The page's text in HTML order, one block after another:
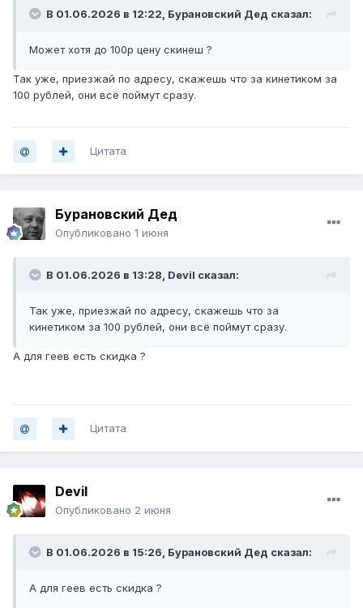
В 01.06.2026 в 12:22, Бурановский Дед сказал:
Может хотя до 100р цену скинеш ?
Так уже, приезжай по адресу, скажешь что за кинетиком за
100 рублей, они всё поймут сразу.
Цитата
Бурановский Дед
Опубликовано 1 июня
В 01.06.2026 в 13:28, Devil сказал:
Так уже, приезжай по адресу, скажешь что за
кинетиком за 100 рублей, они всё поймут сразу.
А для геев есть скидка ?
Цитата
Devil
Опубликовано 2 июня
В 01.06.2026 в 15:26, Бурановский Дед сказал:
А для геев есть скидка ?